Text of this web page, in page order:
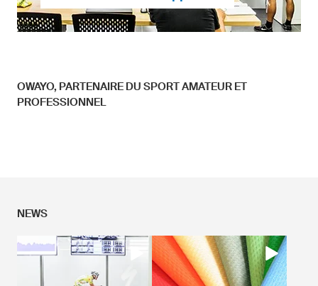
Le confort d'utilisation et l'ergonomie font partie de
nos priorités lors du développement de nouveaux
OWAYO, PARTENAIRE DU SPORT AMATEUR ET
PROFESSIONNEL
NEWS